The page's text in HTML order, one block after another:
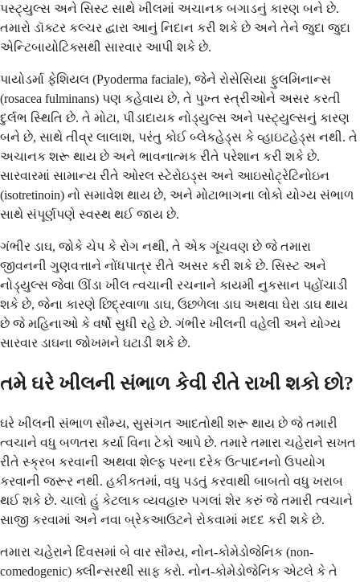
પસ્ટ્યુલ્સ અને સિસ્ટ સાથે ખીલમાં અચાનક બગાડનું કારણ બને છે.
તમારો ડૉક્ટર કલ્ચર દ્વારા આનું નિદાન કરી શકે છે અને તેને જુદા જુદા
એન્ટિબાયોટિક્સથી સારવાર આપી શકે છે.
પાયોડર્મા ફેશિયલ (Pyoderma faciale), જેને રોસેસિયા ફુલમિનાન્સ
(rosacea fulminans) પણ કહેવાય છે, તે પુખ્ત સ્ત્રીઓને અસર કરતી
દુર્લભ સ્થિતિ છે. તે મોટા, પીડાદાયક નોડ્યુલ્સ અને પસ્ટ્યુલ્સનું કારણ
બને છે, સાથે તીવ્ર લાલાશ, પરંતુ કોઈ બ્લેકહેડ્સ કે વ્હાઇટહેડ્સ નથી. તે
અચાનક શરૂ થાય છે અને ભાવનાત્મક રીતે પરેશાન કરી શકે છે.
સારવારમાં સામાન્ય રીતે ઓરલ સ્ટેરોઇડ્સ અને આઇસોટ્રેટિનોઇન
(isotretinoin) નો સમાવેશ થાય છે, અને મોટાભાગના લોકો યોગ્ય સંભાળ
સાથે સંપૂર્ણપણે સ્વસ્થ થઈ જાય છે.
ગંભીર ડાઘ, જોકે ચેપ કે રોગ નથી, તે એક ગૂંચવણ છે જે તમારા
જીવનની ગુણવત્તાને નોંધપાત્ર રીતે અસર કરી શકે છે. સિસ્ટ અને
નોડ્યુલ્સ જેવા ઊંડા ખીલ ત્વચાની રચનાને કાયમી નુકસાન પહોંચાડી
શકે છે, જેના કારણે છિદ્રવાળા ડાઘ, ઉછળેલા ડાઘ અથવા ઘેરા ડાઘ થાય
છે જે મહિનાઓ કે વર્ષો સુધી રહે છે. ગંભીર ખીલની વહેલી અને યોગ્ય
સારવાર ડાઘના જોખમને ઘટાડી શકે છે.
તમે ઘરે ખીલની સંભાળ કેવી રીતે રાખી શકો છો?
ઘરે ખીલની સંભાળ સૌમ્ય, સુસંગત આદતોથી શરૂ થાય છે જે તમારી
ત્વચાને વધુ બળતરા કર્યા વિના ટેકો આપે છે. તમારે તમારા ચહેરાને સખત
રીતે સ્ક્રબ કરવાની અથવા શેલ્ફ પરના દરેક ઉત્પાદનનો ઉપયોગ
કરવાની જરૂર નથી. હકીકતમાં, વધુ પડતું કરવાથી બાબતો વધુ ખરાબ
થઈ શકે છે. ચાલો હું કેટલાક વ્યવહારુ પગલાં શેર કરું જે તમારી ત્વચાને
સાજી કરવામાં અને નવા બ્રેકઆઉટને રોકવામાં મદદ કરી શકે છે.
તમારા ચહેરાને દિવસમાં બે વાર સૌમ્ય, નોન-કોમેડોજેનિક (non-
comedogenic) ક્લીન્સરથી સાફ કરો. નોન-કોમેડોજેનિક એટલે કે તે